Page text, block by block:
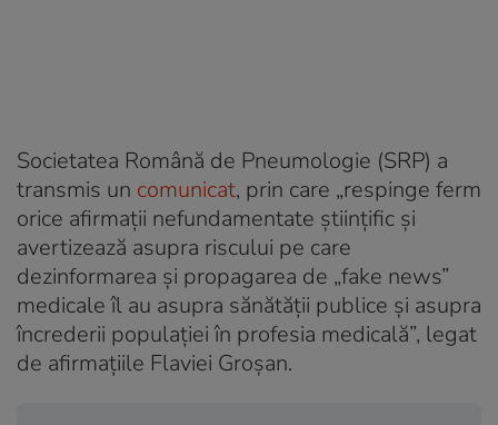
Societatea Română de Pneumologie (SRP) a
transmis un comunicat, prin care „respinge ferm
orice afirmații nefundamentate științific și
avertizează asupra riscului pe care
dezinformarea și propagarea de „fake news”
medicale îl au asupra sănătății publice și asupra
încrederii populației în profesia medicală”, legat
de afirmațiile Flaviei Groșan.